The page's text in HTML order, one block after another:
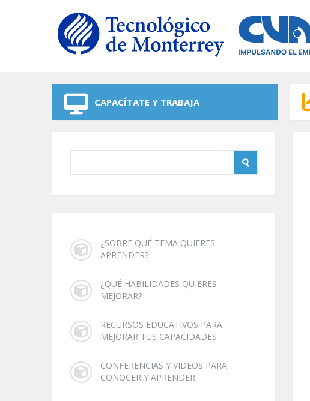
CAPACÍTATE Y TRABAJA
¿SOBRE QUÉ TEMA QUIERES
APRENDER?
¿QUÉ HABILIDADES QUIERES
MEJORAR?
RECURSOS EDUCATIVOS PARA
MEJORAR TUS CAPACIDADES
CONFERENCIAS Y VIDEOS PARA
CONOCER Y APRENDER